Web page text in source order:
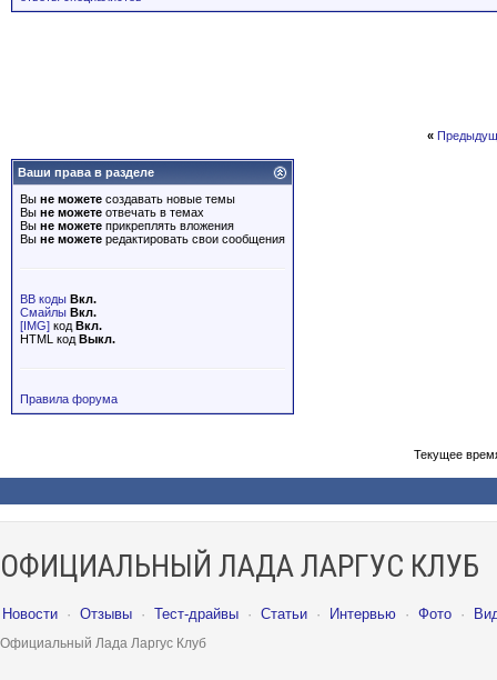
«
Ваши права в разделе
Вы не можете создавать новые темы
Вы не можете отвечать в темах
Вы не можете прикреплять вложения
Вы не можете редактировать свои сообщения
BB коды Вкл.
Смайлы Вкл.
[IMG] код Вкл.
HTML код Выкл.
Правила форума
Текущее
ОФИЦИАЛЬНЫЙ ЛАДА ЛАРГУС КЛУБ
Новости · Отзывы · Тест-драйвы · Статьи · Интервью · Фото ·
Официальный Лада Ларгус Клуб